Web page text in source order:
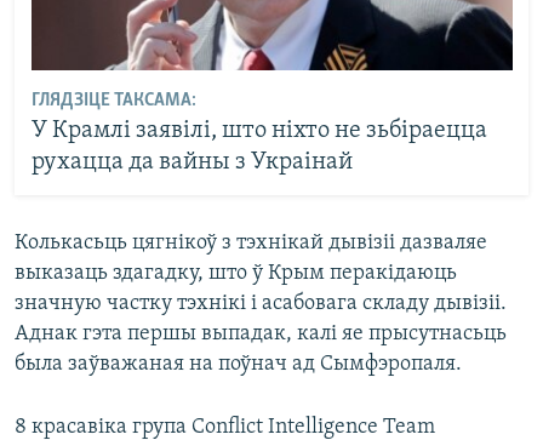
ГЛЯДЗІЦЕ ТАКСАМА:
У Крамлі заявілі, што ніхто не зьбіраецца
рухацца да вайны з Украінай
Колькасьць цягнікоў з тэхнікай дывізіі дазваляе
выказаць здагадку, што ў Крым перакідаюць
значную частку тэхнікі і асабовага складу дывізіі.
Аднак гэта першы выпадак, калі яе прысутнасьць
была заўважаная на поўнач ад Сымфэропаля.
8 красавіка група Conflict Intelligence Team